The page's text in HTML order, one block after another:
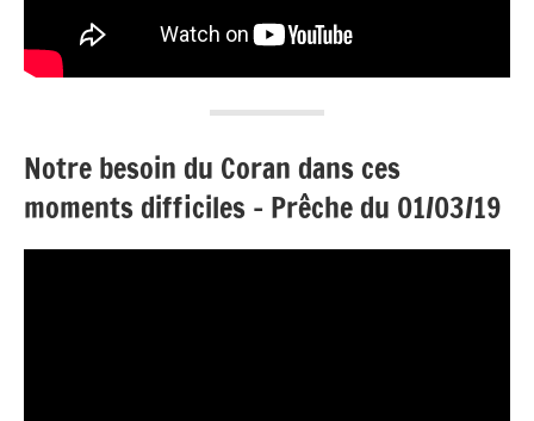
Notre besoin du Coran dans ces
moments difficiles – Prêche du 01/03/19